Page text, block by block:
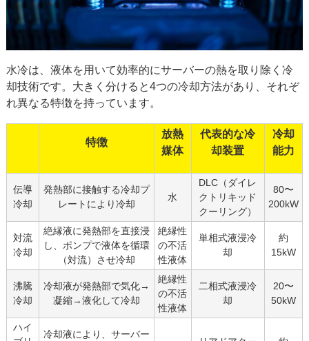
水冷は、液体を用いて効率的にサーバーの熱を取り除く冷
却技術です。大きく分けると4つの冷却方法があり、それぞ
れ異なる特徴を持っています。
特徴
放熱
媒体
代表的な冷
却装置
冷却
能力
伝導
冷却
発熱部に接触する冷却プ
レートにより冷却
水
DLC（ダイレ
クトリキッド
クーリング）
80〜
200kW
対流
冷却
絶縁液に発熱部を直接浸
し、ポンプで液体を循環
（対流）させ冷却
絶縁性
の不活
性液体
単相式液浸冷
却
約
15kW
沸騰
冷却
冷却液が発熱部で気化→
凝縮→液化して冷却
絶縁性
の不活
性液体
二相式液浸冷
却
20〜
50kW
ハイ
冷却液により、サーバー